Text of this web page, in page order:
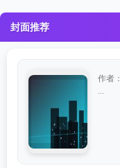
封面推荐
作者：